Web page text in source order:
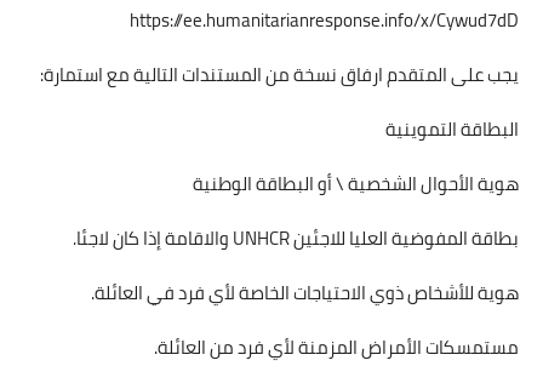
https://ee.humanitarianresponse.info/x/Cywud7dD
يجب على المتقدم ارفاق نسخة من المستندات التالية مع استمارة:
البطاقة التموينية
هوية الأحوال الشخصية \ أو البطاقة الوطنية
بطاقة المفوضية العليا للاجئين UNHCR والاقامة إذا كان لاجئا.
هوية للأشخاص ذوي الاحتياجات الخاصة لأي فرد في العائلة.
مستمسكات الأمراض المزمنة لأي فرد من العائلة.